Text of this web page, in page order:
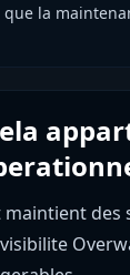
que la
des